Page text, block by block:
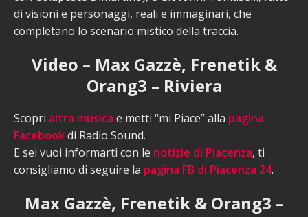
di visioni e personaggi, reali e immaginari, che
completano lo scenario mistico della traccia.
Video – Max Gazzè, Frenetik &
Orang3 – Riviera
Scopri altra musica e metti “mi Piace” alla pagina
Facebookdi Radio Sound.
E sei vuoi informarti con le notizie di Piacenza, ti
consigliamo di seguire la pagina FB di Piacenza 24.
Max Gazzè, Frenetik & Orang3 –